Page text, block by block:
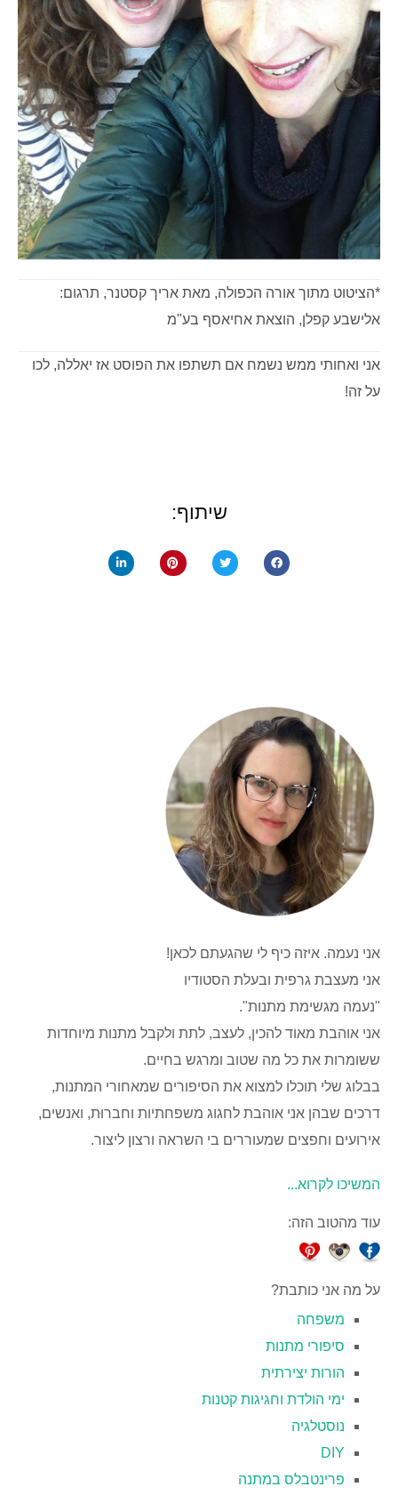
אני נעמה. איזה כיף לי שהגעתם לכאן!
אני מעצבת גרפית ובעלת הסטודיו
"נעמה מגשימת מתנות".
אני אוהבת מאוד להכין, לעצב, לתת ולקבל מתנות מיוחדות
ששומרות את כל מה שטוב ומרגש בחיים.
בבלוג שלי תוכלו למצוא את הסיפורים שמאחורי המתנות,
דרכים שבהן אני אוהבת לחגוג משפחתיות וחברוּת, ואנשים,
אירועים וחפצים שמעוררים בי השראה ורצון ליצור.
המשיכו לקרוא...
עוד מהטוב הזה:
על מה אני כותבת?
משפחה
סיפורי מתנות
הורות יצירתית
ימי הולדת וחגיגות קטנות
נוסטלגיה
DIY
פרינטבלס במתנה
*הציטוט מתוך אורה הכפולה, מאת אריך קסטנר, תרגום:
אלישבע קפלן, הוצאת אחיאסף בע"מ
אני ואחותי ממש נשמח אם תשתפו את הפוסט אז יאללה, לכו
על זה!
שיתוף: